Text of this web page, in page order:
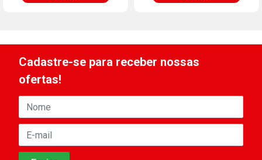
Cadastre-se para receber nossas
ofertas!